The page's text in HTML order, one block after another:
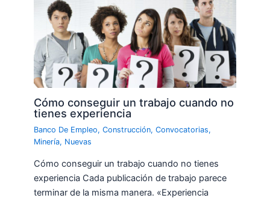
Cómo conseguir un trabajo cuando no
tienes experiencia
Banco De Empleo,Construcción,Convocatorias,
Minería, Nuevas
Cómo conseguir un trabajo cuando no tienes
experiencia Cada publicación de trabajo parece
terminar de la misma manera. «Experiencia